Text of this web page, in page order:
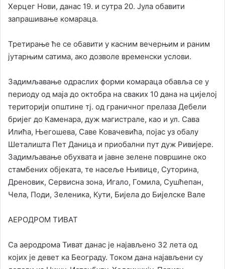
Херцег Нови, данас 19. и сутра 20. Јула обавити
запрашивање комараца.
Третирање ће се обавити у касним вечерњим и раним
јутарњим сатима, ако дозволе временски услови.
Задимљавање одраслих форми комараца обавља се у
периоду од маја до октобра на сваких 10 дана на цијелој
територији општине тј. од граничног прелаза Дебели
бријег до Каменара, дуж магистрале, као и ул. Сава
Илића, Његошева, Саве Ковачевића, појас уз обалу
Шеталишта Пет Даница и приобални пут дуж Ривијере.
Задимљавање обухвата и јавне зелене површине око
стамбених објеката, те насеље Њивице, Суторина,
Дреновик, Сервисна зона, Игало, Гомила, Сушћепан,
Чела, Поди, Зеленика, Кути, Бијела до Бијелске Вале
АЕРОДРОМ ТИВАТ
Са аеродрома Тиват данас је најављено 32 лета од
којих је девет ка Београду. Током дана најављени су